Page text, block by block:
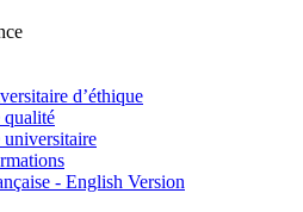
d’éthique
qualité
universitaire
- English Version